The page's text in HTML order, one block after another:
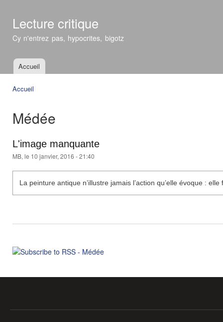
Lecture critique
Cy n'entrez pas, hypocrites, bigotz
Menu principal
Accueil
Accueil
Médée
L'image manquante
MB, le 10 janvier, 2016 - 21:40
La peinture antique n’illustre jamais l’action qu’elle évoque :